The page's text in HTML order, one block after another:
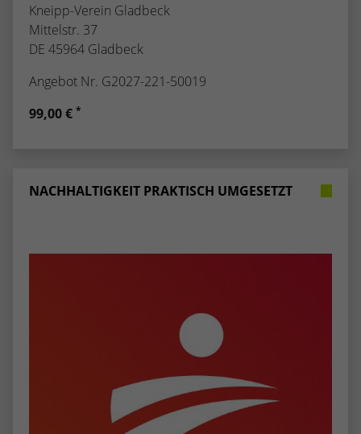
Kneipp-Verein Gladbeck
Mittelstr. 37
DE 45964 Gladbeck
Angebot Nr. G2027-221-50019
99,00 € *
NACHHALTIGKEIT PRAKTISCH UMGESETZT